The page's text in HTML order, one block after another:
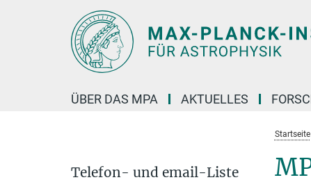
ÜBER DAS MPA AKTUELLES
Startseite
Telefon- und email-Liste